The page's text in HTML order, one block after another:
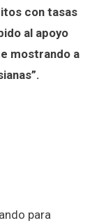
con tasas
al apoyo
mostrando a
para